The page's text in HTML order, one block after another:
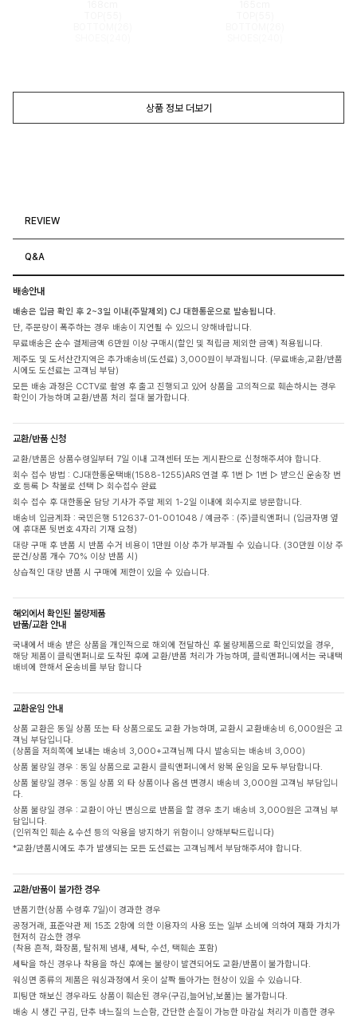
상품 정보 더보기
REVIEW
Q&A
배송안내
배송은 입금 확인 후 2~3일 이내(주말제외) CJ 대한통운으로 발송됩니다.
단, 주문량이 폭주하는 경우 배송이 지연될 수 있으니 양해바랍니다.
무료배송은 순수 결제금액 6만원 이상 구매시(할인 및 적립금 제외한 금액) 적용됩니다.
제주도 및 도서산간지역은 추가배송비(도선료) 3,000원이 부과됩니다. (무료배송,교환/반품
시에도 도선료는 고객님 부담)
모든 배송 과정은 CCTV로 촬영 후 출고 진행되고 있어 상품을 고의적으로 훼손하시는 경우
확인이 가능하며 교환/반품 처리 절대 불가합니다.
교환/반품 신청
교환/반품은 상품수령일부터 7일 이내 고객센터 또는 게시판으로 신청해주셔야 합니다.
회수 접수 방법 : CJ대한통운택배(1588-1255)ARS 연결 후 1번 ▷ 1번 ▷ 받으신 운송장 번
호 등록 ▷ 착불로 선택 ▷ 회수접수 완료
회수 접수 후 대한통운 담당 기사가 주말 제외 1-2일 이내에 회수지로 방문합니다.
배송비 입금계좌 : 국민은행 512637-01-001048 / 예금주 : (주)클릭앤퍼니 (입금자명 옆
에 휴대폰 뒷번호 4자리 기재 요청)
대량 구매 후 반품 시 반품 수거 비용이 1만원 이상 추가 부과될 수 있습니다. (30만원 이상 주
문건/상품 개수 70% 이상 반품 시)
상습적인 대량 반품 시 구매에 제한이 있을 수 있습니다.
해외에서 확인된 불량제품
반품/교환 안내
국내에서 배송 받은 상품을 개인적으로 해외에 전달하신 후 불량제품으로 확인되었을 경우,
해당 제품이 클릭앤퍼니로 도착된 후에 교환/반품 처리가 가능하며, 클릭앤퍼니에서는 국내택
배비에 한해서 운송비를 부담 합니다
교환운임 안내
상품 교환은 동일 상품 또는 타 상품으로도 교환 가능하며, 교환시 교환배송비 6,000원은 고
객님 부담입니다.
(상품을 저희쪽에 보내는 배송비 3,000+고객님께 다시 발송되는 배송비 3,000)
상품 불량일 경우 : 동일 상품으로 교환시 클릭앤퍼니에서 왕복 운임을 모두 부담합니다.
상품 불량일 경우 : 동일 상품 외 타 상품이나 옵션 변경시 배송비 3,000원 고객님 부담입니
다.
상품 불량일 경우 : 교환이 아닌 변심으로 반품을 할 경우 초기 배송비 3,000원은 고객님 부
담입니다.
(인위적인 훼손 & 수선 등의 악용을 방지하기 위함이니 양해부탁드립니다)
*교환/반품시에도 추가 발생되는 모든 도선료는 고객님께서 부담해주셔야 합니다.
교환/반품이 불가한 경우
반품기한(상품 수령후 7일)이 경과한 경우
공정거래, 표준약관 제 15조 2항에 의한 이용자의 사용 또는 일부 소비에 의하여 재화 가치가
현저히 감소한 경우
(착용 흔적, 화장품, 탈취제 냄새, 세탁, 수선, 택훼손 포함)
세탁을 하신 경우나 착용을 하신 후에는 불량이 발견되어도 교환/반품이 불가합니다.
워싱면 종류의 제품은 워싱과정에서 옷이 살짝 돌아가는 현상이 있을 수 있습니다.
피팅만 해보신 경우라도 상품이 훼손된 경우(구김,늘어남,보풀)는 불가합니다.
배송 시 생긴 구김, 단추 바느질의 느슨함, 간단한 손질이 가능한 마감실 처리가 미흡한 경우